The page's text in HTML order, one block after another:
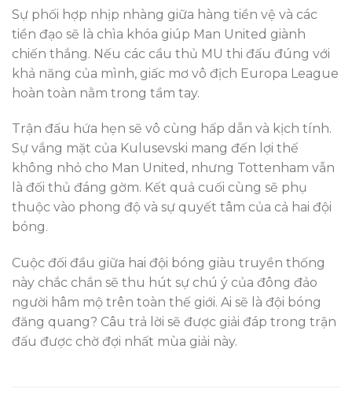
Sự phối hợp nhịp nhàng giữa hàng tiền vệ và các
tiền đạo sẽ là chìa khóa giúp Man United giành
chiến thắng. Nếu các cầu thủ MU thi đấu đúng với
khả năng của mình, giấc mơ vô địch Europa League
hoàn toàn nằm trong tầm tay.
Trận đấu hứa hẹn sẽ vô cùng hấp dẫn và kịch tính.
Sự vắng mặt của Kulusevski mang đến lợi thế
không nhỏ cho Man United, nhưng Tottenham vẫn
là đối thủ đáng gờm. Kết quả cuối cùng sẽ phụ
thuộc vào phong độ và sự quyết tâm của cả hai đội
bóng.
Cuộc đối đầu giữa hai đội bóng giàu truyền thống
này chắc chắn sẽ thu hút sự chú ý của đông đảo
người hâm mộ trên toàn thế giới. Ai sẽ là đội bóng
đăng quang? Câu trả lời sẽ được giải đáp trong trận
đấu được chờ đợi nhất mùa giải này.